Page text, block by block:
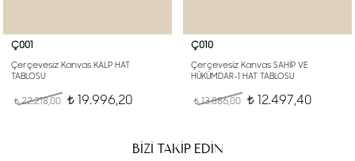
Ç001
Çerçevesiz Kanvas KALP HAT
TABLOSU
t22.218,00 t 19.996,20
Ç010
Çerçevesiz Kanvas SAHİP VE
HÜKÜMDAR-1 HAT TABLOSU
t13.886,00 t 12.497,40
BİZİ TAKİP EDİN